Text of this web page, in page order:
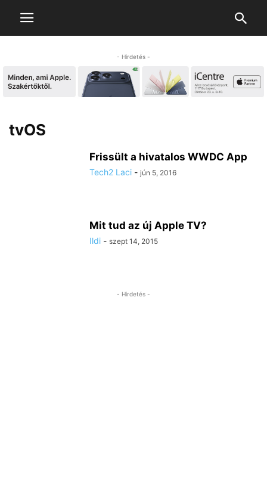
- Hirdetés -
tvOS
Frissült a hivatalos WWDC App
Tech2 Laci - jún 5, 2016
Mit tud az új Apple TV?
Ildi - szept 14, 2015
- Hirdetés -